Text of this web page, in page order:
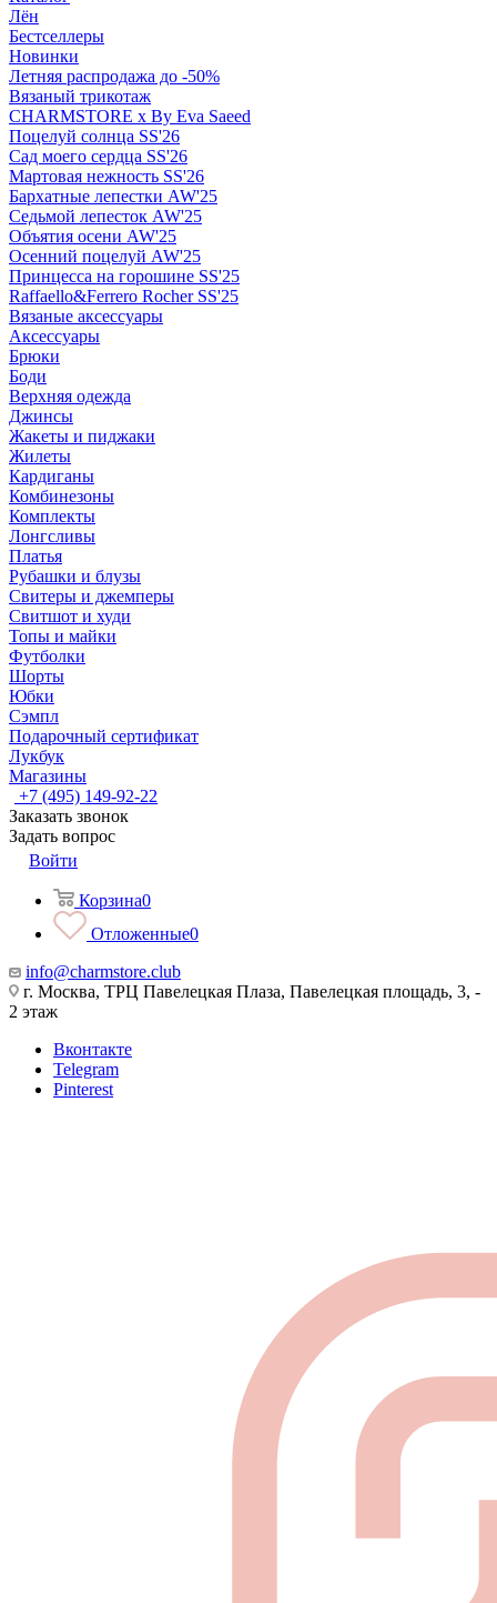
Лён
Бестселлеры
Новинки
Летняя распродажа до -50%
Вязаный трикотаж
CHARMSTORE х By Eva Saeed
Поцелуй солнца SS'26
Сад моего сердца SS'26
Мартовая нежность SS'26
Бархатные лепестки AW'25
Седьмой лепесток AW'25
Объятия осени AW'25
Осенний поцелуй AW'25
Принцесса на горошине SS'25
Raffaello&Ferrero Rocher SS'25
Вязаные аксессуары
Аксессуары
Брюки
Боди
Верхняя одежда
Джинсы
Жакеты и пиджаки
Жилеты
Кардиганы
Комбинезоны
Комплекты
Лонгсливы
Платья
Рубашки и блузы
Свитеры и джемперы
Свитшот и худи
Топы и майки
Футболки
Шорты
Юбки
Сэмпл
Подарочный сертификат
Лукбук
Магазины
+7 (495) 149-92-22
Заказать звонок
Задать вопрос
Войти
Корзина0
Отложенные0
info@charmstore.club
г. Москва, ТРЦ Павелецкая Плаза, Павелецкая площадь, 3, -
2 этаж
Вконтакте
Telegram
Pinterest